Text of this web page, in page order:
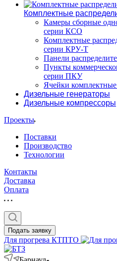
Комплектные
Камеры сборные
серии КСО
Комплектные
серии КРУ-Т
Панели
Пункты
серии ПКУ
Ячейки
Дизельные генераторы
Дизельные компрессоры
Проекты
Поставки
Производство
Технологии
Контакты
Доставка
Оплата
Подать заявку
Для прогрева КТПТО